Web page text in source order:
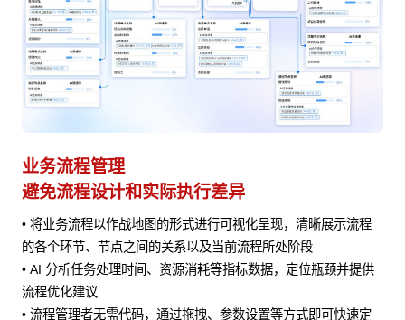
业务流程管理
避免流程设计和实际执行差异
• 将业务流程以作战地图的形式进行可视化呈现，清晰展示流程
的各个环节、节点之间的关系以及当前流程所处阶段
• AI 分析任务处理时间、资源消耗等指标数据，定位瓶颈并提供
流程优化建议
• 流程管理者无需代码，通过拖拽、参数设置等方式即可快速定